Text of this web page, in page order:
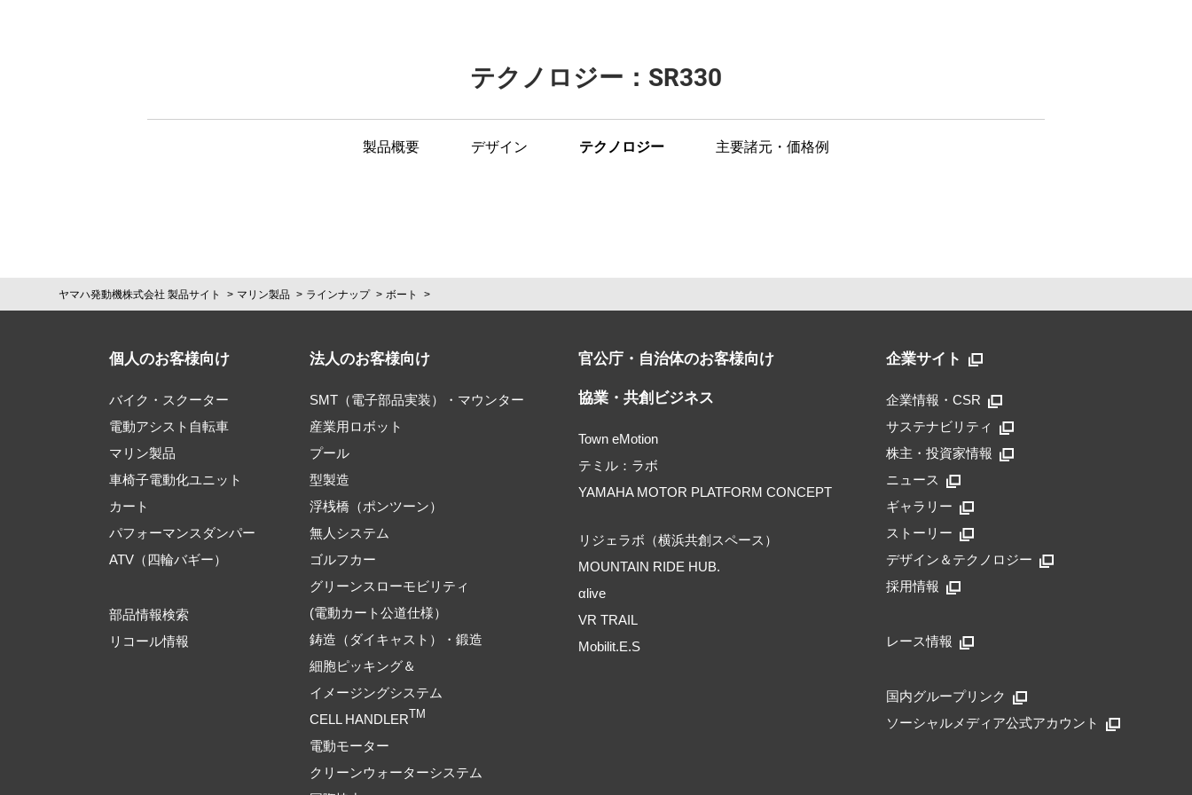
テクノロジー：SR330
製品概要 デザイン テクノロジー 主要諸元・価格例
ヤマハ発動機株式会社 製品サイト マリン製品 ラインナップ ボート
個人のお客様向け
バイク・スクーター
電動アシスト自転車
マリン製品
車椅子電動化ユニット
カート
パフォーマンスダンパー
ATV（四輪バギー）
部品情報検索
リコール情報
法人のお客様向け
SMT（電子部品実装）・マウンター
産業用ロボット
プール
型製造
浮桟橋（ポンツーン）
無人システム
ゴルフカー
グリーンスローモビリティ
(電動カート公道仕様）
鋳造（ダイキャスト）・鍛造
細胞ピッキング＆
イメージングシステム
CELL HANDLERTM
電動モーター
クリーンウォーターシステム
官公庁・自治体のお客様向け
協業・共創ビジネス
Town eMotion
テミル：ラボ
YAMAHA MOTOR PLATFORM CONCEPT
リジェラボ（横浜共創スペース）
MOUNTAIN RIDE HUB.
αlive
VR TRAIL
Mobilit.E.S
企業サイト
企業情報・CSR
サステナビリティ
株主・投資家情報
ニュース
ギャラリー
ストーリー
デザイン＆テクノロジー
採用情報
レース情報
国内グループリンク
ソーシャルメディア公式アカウント